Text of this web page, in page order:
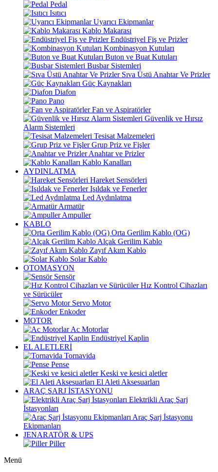
Pedal
Isıtıcı
Uyarıcı Ekipmanlar
Kablo Makarası
Endüstriyel Fiş ve Prizler
Kombinasyon Kutuları
Buton ve Buat Kutuları
Busbar Sistemleri
Sıva Üstü Anahtar Ve Prizler
Güç Kaynakları
Diafon
Pano
Fan ve Aspiratörler
Güvenlik ve Hırsız
Alarm Sistemleri
Tesisat Malzemeleri
Grup Priz ve Fişler
Anahtar ve Prizler
Kablo Kanalları
AYDINLATMA
Hareket Sensörleri
Işıldak ve Fenerler
Led Aydınlatma
Armatür
Ampuller
KABLO
Orta Gerilim Kablo (OG)
Alçak Gerilim Kablo
Zayıf Akım Kablo
Solar Kablo
OTOMASYON
Sensör
Hız Kontrol Cihazları
ve Sürücüler
Servo Motor
Enkoder
MOTOR
Ac Motorlar
Endüstriyel Kaplin
EL ALETLERİ
Tornavida
Pense
Keski ve kesici aletler
El Aleti Aksesuarları
ARAÇ ŞARJ İSTASYONU
Elektrikli Araç Şarj
İstasyonları
Araç Şarj İstasyonu
Ekipmanları
JENARATÖR & UPS
Piller
Menü